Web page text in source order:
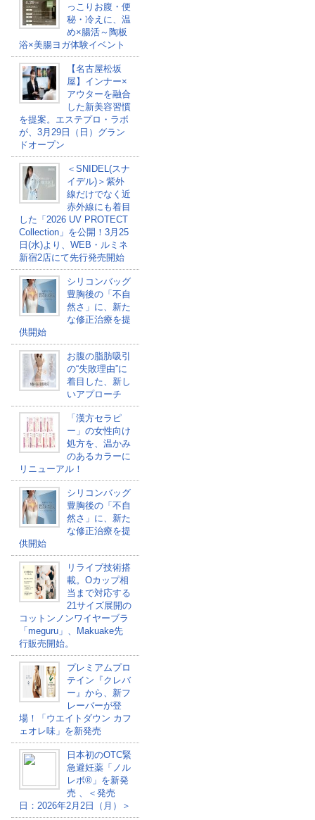
っこりお腹・便
秘・冷えに、温
め×腸活～陶板
浴×美腸ヨガ体験イベント
【名古屋松坂
屋】インナー×
アウターを融合
した新美容習慣
を提案。エステプロ・ラボ
が、3月29日（日）グラン
ドオープン
＜SNIDEL(スナ
イデル)＞紫外
線だけでなく近
赤外線にも着目
した「2026 UV PROTECT
Collection」を公開！3月25
日(水)より、WEB・ルミネ
新宿2店にて先行発売開始
シリコンバッグ
豊胸後の「不自
然さ」に、新た
な修正治療を提
供開始
お腹の脂肪吸引
の“失敗理由”に
着目した、新し
いアプローチ
「漢方セラピ
ー」の女性向け
処方を、温かみ
のあるカラーに
リニューアル！
シリコンバッグ
豊胸後の「不自
然さ」に、新た
な修正治療を提
供開始
リライブ技術搭
載。Oカップ相
当まで対応する
21サイズ展開の
コットンノンワイヤーブラ
「meguru」、Makuake先
行販売開始。
プレミアムプロ
テイン『クレバ
ー』から、新フ
レーバーが登
場！「ウエイトダウン カフ
ェオレ味」を新発売
日本初のOTC緊
急避妊薬「ノル
レボ®」を新発
売 、＜発売
日：2026年2月2日（月）＞